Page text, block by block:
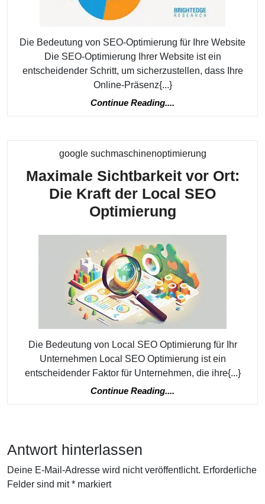
für
Online-
Erfolg
Die Bedeutung von SEO-Optimierung für Ihre Website
Die SEO-Optimierung Ihrer Website ist ein
entscheidender Schritt, um sicherzustellen, dass Ihre
Online-Präsenz{...}
Continue Reading....
google suchmaschinenoptimierungKategorie
Maximale Sichtbarkeit vor Ort:
Die Kraft der Local SEO
OptimierungMaximale
vor
Ort:
Die
Kraft
SEO
Optimierung
Die Bedeutung von Local SEO Optimierung für Ihr
Unternehmen Local SEO Optimierung ist ein
entscheidender Faktor für Unternehmen, die ihre{...}
Continue Reading....
Antwort hinterlassen
Deine E-Mail-Adresse wird nicht veröffentlicht. Erforderliche
Felder sind mit* markiert